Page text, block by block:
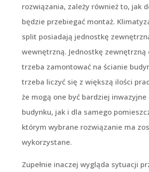
rozwiązania, zależy również to, jak
będzie przebiegać montaż.
split posiadają jednostkę
wewnętrzną. Jednostkę zewnętrzną
trzeba zamontować na ścianie
trzeba liczyć się z większą ilości
że mogą one być bardziej
budynku, jak i dla samego
którym wybrane rozwiązanie ma
wykorzystane.
Zupełnie inaczej wygląda sytuacji